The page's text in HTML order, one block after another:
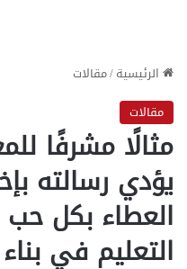
الرئيسية/مقالات
مقالات
مثالًا مشرفًا
يؤدي رسالته
العطاء بكل حب
التعليم في